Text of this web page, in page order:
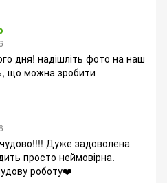
дня! надішліть фото на наш
що можна зробити
Дуже задоволена
просто неймовірна.
роботу❤️